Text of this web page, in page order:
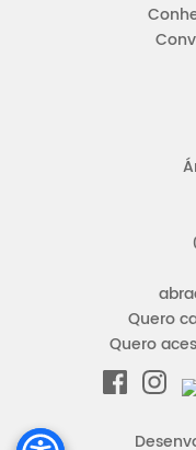
Quero
Quero
FACEBOOK